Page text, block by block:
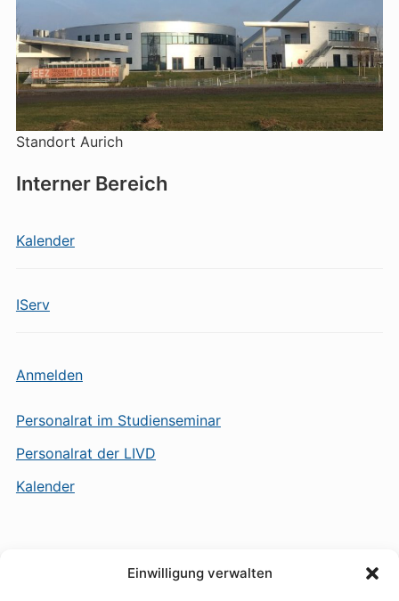
Einwilligung verwalten
Standort Aurich
Interner Bereich
Kalender
IServ
Anmelden
Personalrat im Studienseminar
Personalrat der LIVD
Kalender